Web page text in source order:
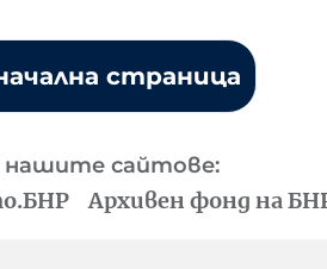
страница
сайтове:
Архивен фонд на